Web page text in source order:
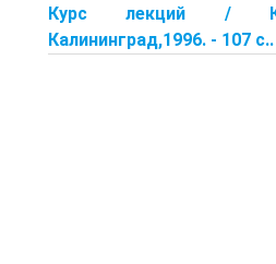
Курс лекций /
Калининград,1996. - 107